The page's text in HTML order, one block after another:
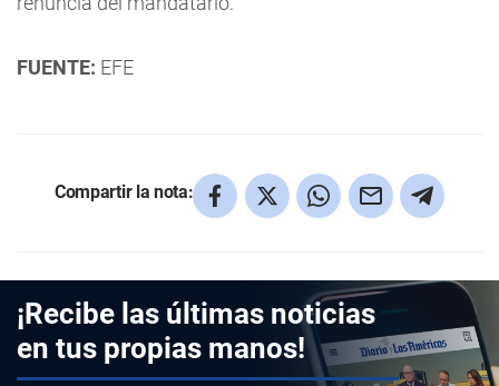
FUENTE: EFE
Compartir la nota:
¡Recibe las últimas noticias
en tus propias manos!